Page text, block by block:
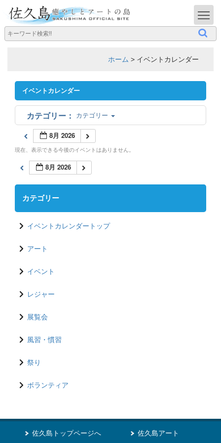
ホーム > イベントカレンダー
イベントカレンダー
カテゴリー
8月 2026
現在、表示できる今後のイベントはありません。
8月 2026
カテゴリー
イベントカレンダートップ
アート
イベント
レジャー
展覧会
風習・慣習
祭り
ボランティア
佐久島トップページへ 佐久島アート